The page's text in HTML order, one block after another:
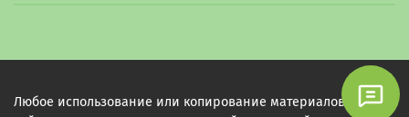
Любое использование или копирование материалов этого